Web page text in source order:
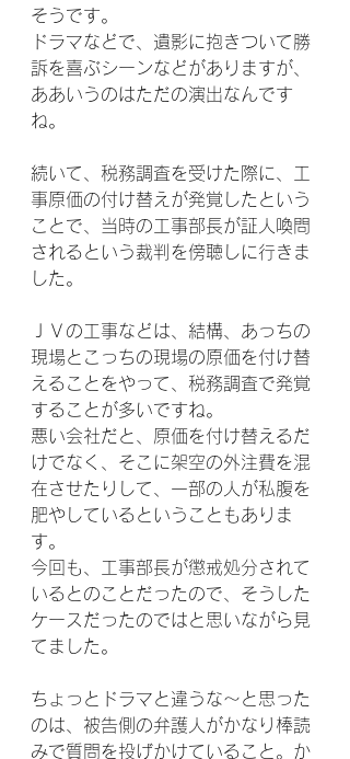
そうです。
ドラマなどで、遺影に抱きついて勝
訴を喜ぶシーンなどがありますが、
ああいうのはただの演出なんです
ね。
続いて、税務調査を受けた際に、工
事原価の付け替えが発覚したという
ことで、当時の工事部長が証人喚問
されるという裁判を傍聴しに行きま
した。
ＪＶの工事などは、結構、あっちの
現場とこっちの現場の原価を付け替
えることをやって、税務調査で発覚
することが多いですね。
悪い会社だと、原価を付け替えるだ
けでなく、そこに架空の外注費を混
在させたりして、一部の人が私腹を
肥やしているということもありま
す。
今回も、工事部長が懲戒処分されて
いるとのことだったので、そうした
ケースだったのではと思いながら見
てました。
ちょっとドラマと違うな～と思った
のは、被告側の弁護人がかなり棒読
みで質問を投げかけていること。か